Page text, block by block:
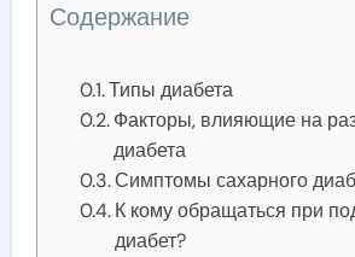
Содержание
Типы диабета
Факторы, влияющие на
диабета
Симптомы сахарного
К кому обращаться при
диабет?